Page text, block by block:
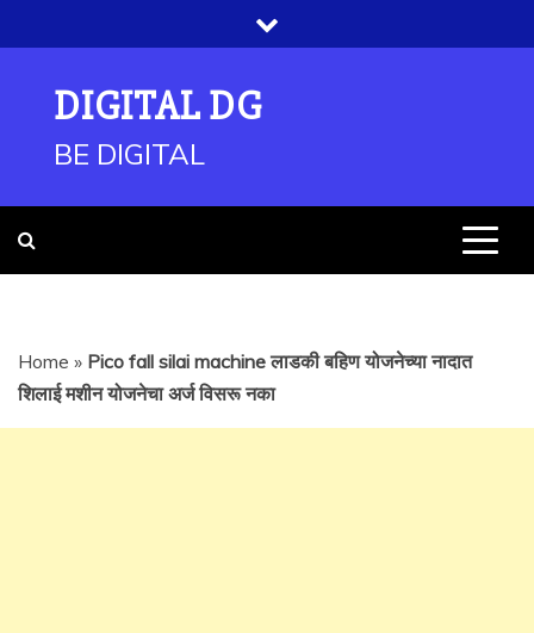
to
DIGITAL DG
BE DIGITAL
Home » Pico fall silai machine लाडकी बहिण योजनेच्या नादात
शिलाई मशीन योजनेचा अर्ज विसरू नका